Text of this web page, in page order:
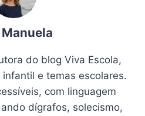
do blog Viva Escola,
e temas escolares.
com linguagem
dígrafos, solecismo,